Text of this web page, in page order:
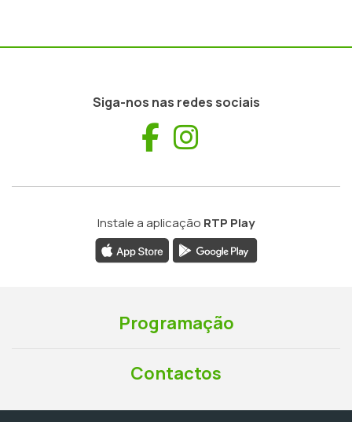
Siga-nos nas redes sociais
Facebook
Instale a aplicação RTP Play
Programação
Contactos